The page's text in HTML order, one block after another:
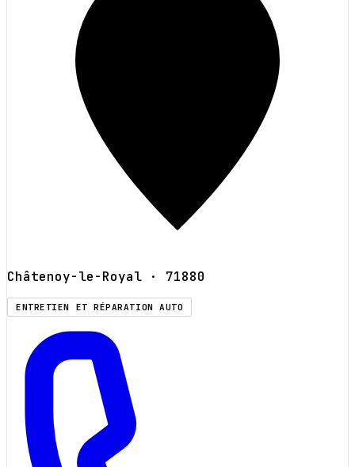
Châtenoy-le-Royal · 71880
ENTRETIEN ET RÉPARATION AUTO